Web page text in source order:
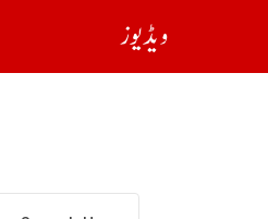
ویڈیوز